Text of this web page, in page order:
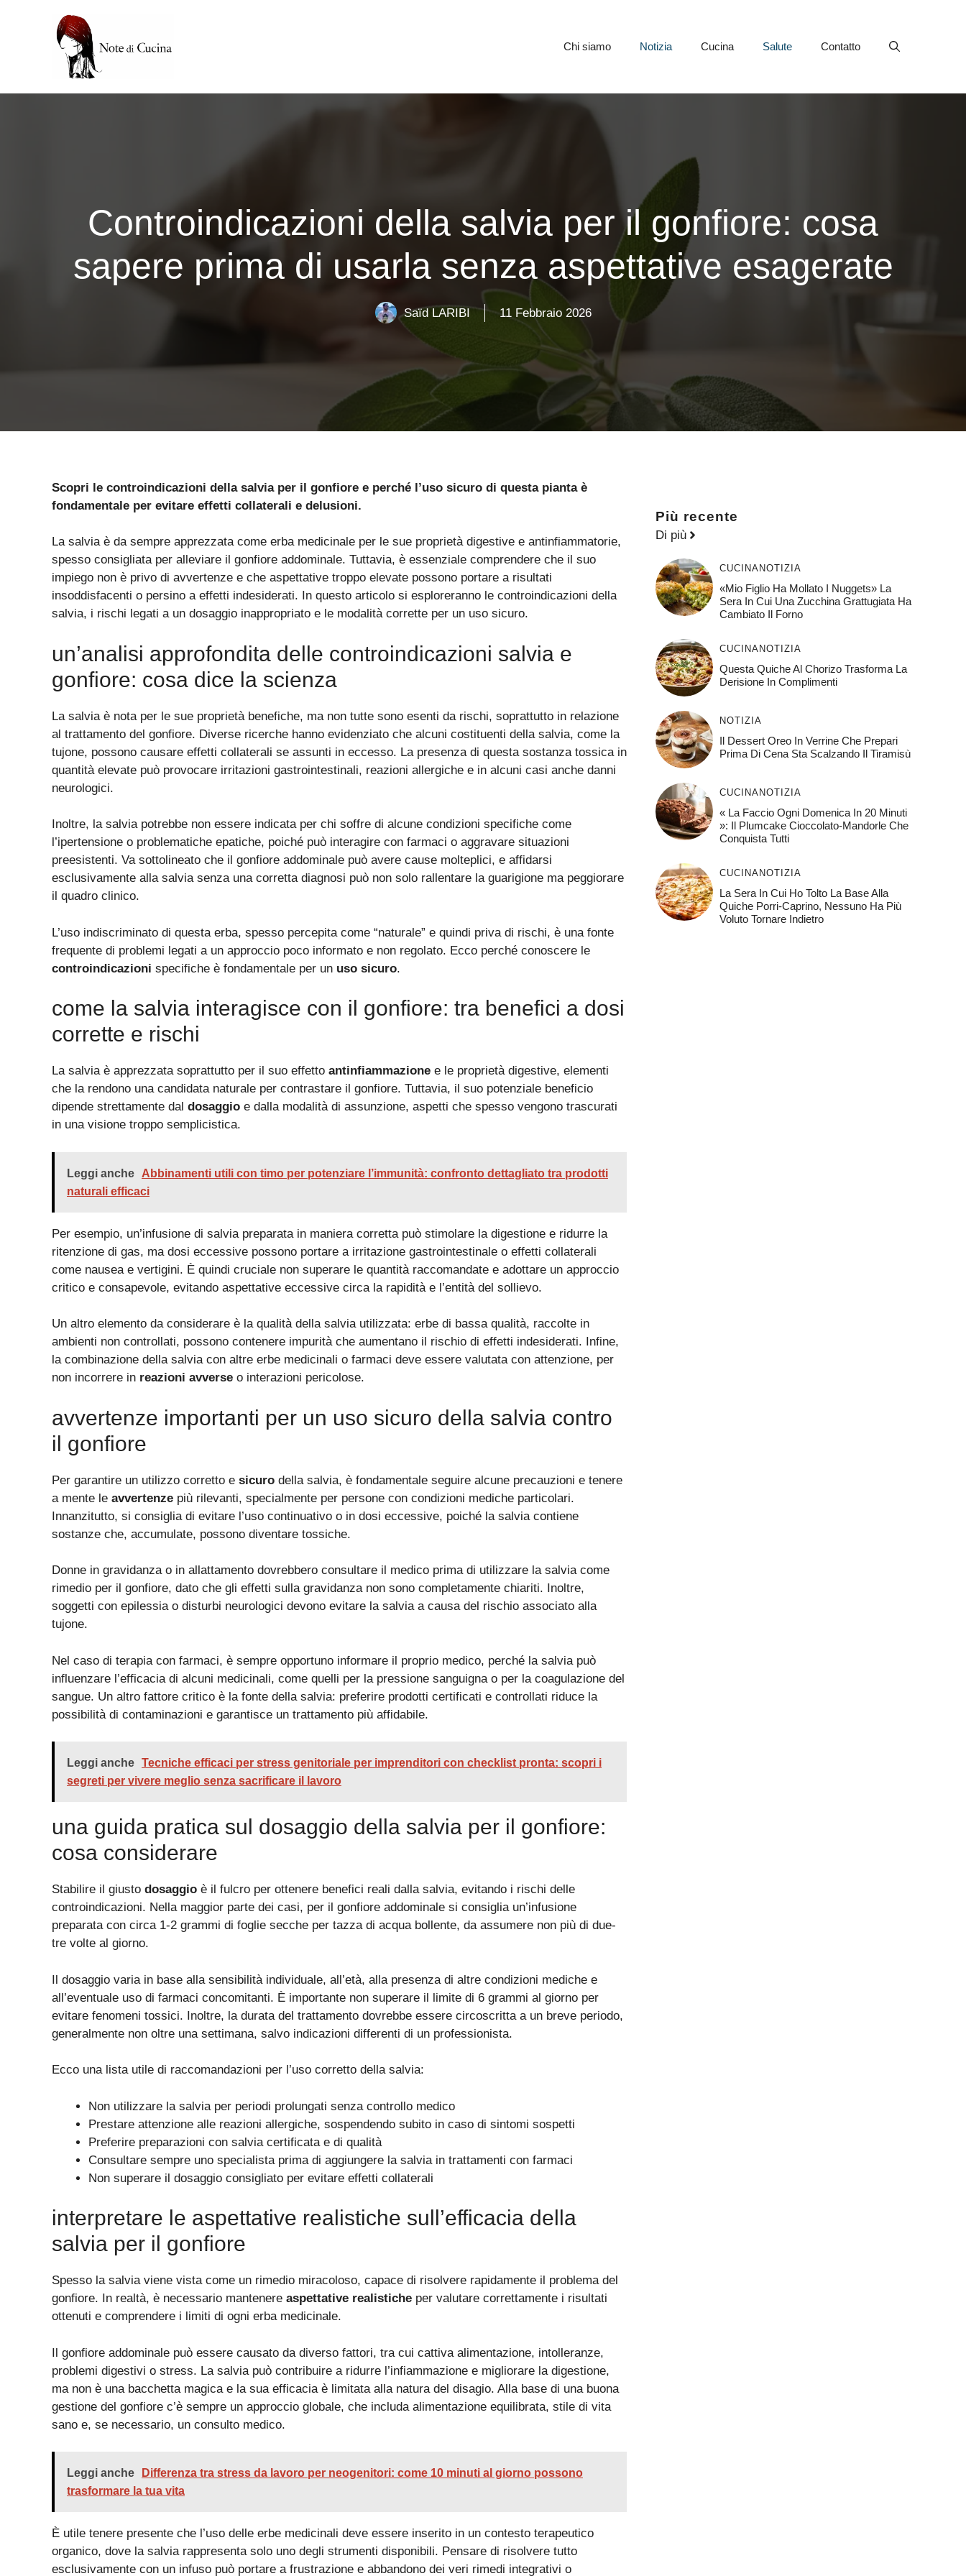
Chi siamo Notizia Cucina Salute Contatto
Controindicazioni della salvia per il gonfiore: cosa
sapere prima di usarla senza aspettative esagerate
Saïd LARIBI 11 Febbraio 2026
Scopri le controindicazioni della salvia per il gonfiore e perché l’uso sicuro di questa pianta è
fondamentale per evitare effetti collaterali e delusioni.
La salvia è da sempre apprezzata come erba medicinale per le sue proprietà digestive e antinfiammatorie,
spesso consigliata per alleviare il gonfiore addominale. Tuttavia, è essenziale comprendere che il suo
impiego non è privo di avvertenze e che aspettative troppo elevate possono portare a risultati
insoddisfacenti o persino a effetti indesiderati. In questo articolo si esploreranno le controindicazioni della
salvia, i rischi legati a un dosaggio inappropriato e le modalità corrette per un uso sicuro.
un’analisi approfondita delle controindicazioni salvia e
gonfiore: cosa dice la scienza
La salvia è nota per le sue proprietà benefiche, ma non tutte sono esenti da rischi, soprattutto in relazione
al trattamento del gonfiore. Diverse ricerche hanno evidenziato che alcuni costituenti della salvia, come la
tujone, possono causare effetti collaterali se assunti in eccesso. La presenza di questa sostanza tossica in
quantità elevate può provocare irritazioni gastrointestinali, reazioni allergiche e in alcuni casi anche danni
neurologici.
Inoltre, la salvia potrebbe non essere indicata per chi soffre di alcune condizioni specifiche come
l’ipertensione o problematiche epatiche, poiché può interagire con farmaci o aggravare situazioni
preesistenti. Va sottolineato che il gonfiore addominale può avere cause molteplici, e affidarsi
esclusivamente alla salvia senza una corretta diagnosi può non solo rallentare la guarigione ma peggiorare
il quadro clinico.
L’uso indiscriminato di questa erba, spesso percepita come “naturale” e quindi priva di rischi, è una fonte
frequente di problemi legati a un approccio poco informato e non regolato. Ecco perché conoscere le
controindicazioni specifiche è fondamentale per un uso sicuro.
come la salvia interagisce con il gonfiore: tra benefici a dosi
corrette e rischi
La salvia è apprezzata soprattutto per il suo effetto antinfiammazione e le proprietà digestive, elementi
che la rendono una candidata naturale per contrastare il gonfiore. Tuttavia, il suo potenziale beneficio
dipende strettamente dal dosaggio e dalla modalità di assunzione, aspetti che spesso vengono trascurati
in una visione troppo semplicistica.
Leggi anche
Abbinamenti utili con timo per potenziare l’immunità: confronto dettagliato tra prodotti
naturali efficaci
Per esempio, un’infusione di salvia preparata in maniera corretta può stimolare la digestione e ridurre la
ritenzione di gas, ma dosi eccessive possono portare a irritazione gastrointestinale o effetti collaterali
come nausea e vertigini. È quindi cruciale non superare le quantità raccomandate e adottare un approccio
critico e consapevole, evitando aspettative eccessive circa la rapidità e l’entità del sollievo.
Un altro elemento da considerare è la qualità della salvia utilizzata: erbe di bassa qualità, raccolte in
ambienti non controllati, possono contenere impurità che aumentano il rischio di effetti indesiderati. Infine,
la combinazione della salvia con altre erbe medicinali o farmaci deve essere valutata con attenzione, per
non incorrere in reazioni avverse o interazioni pericolose.
avvertenze importanti per un uso sicuro della salvia contro
il gonfiore
Per garantire un utilizzo corretto e sicuro della salvia, è fondamentale seguire alcune precauzioni e tenere
a mente le avvertenze più rilevanti, specialmente per persone con condizioni mediche particolari.
Innanzitutto, si consiglia di evitare l’uso continuativo o in dosi eccessive, poiché la salvia contiene
sostanze che, accumulate, possono diventare tossiche.
Donne in gravidanza o in allattamento dovrebbero consultare il medico prima di utilizzare la salvia come
rimedio per il gonfiore, dato che gli effetti sulla gravidanza non sono completamente chiariti. Inoltre,
soggetti con epilessia o disturbi neurologici devono evitare la salvia a causa del rischio associato alla
tujone.
Nel caso di terapia con farmaci, è sempre opportuno informare il proprio medico, perché la salvia può
influenzare l’efficacia di alcuni medicinali, come quelli per la pressione sanguigna o per la coagulazione del
sangue. Un altro fattore critico è la fonte della salvia: preferire prodotti certificati e controllati riduce la
possibilità di contaminazioni e garantisce un trattamento più affidabile.
Leggi anche Tecniche efficaci per stress genitoriale per imprenditori con checklist pronta: scopri i
segreti per vivere meglio senza sacrificare il lavoro
una guida pratica sul dosaggio della salvia per il gonfiore:
cosa considerare
Stabilire il giusto dosaggio è il fulcro per ottenere benefici reali dalla salvia, evitando i rischi delle
controindicazioni. Nella maggior parte dei casi, per il gonfiore addominale si consiglia un’infusione
preparata con circa 1-2 grammi di foglie secche per tazza di acqua bollente, da assumere non più di due-
tre volte al giorno.
Il dosaggio varia in base alla sensibilità individuale, all’età, alla presenza di altre condizioni mediche e
all’eventuale uso di farmaci concomitanti. È importante non superare il limite di 6 grammi al giorno per
evitare fenomeni tossici. Inoltre, la durata del trattamento dovrebbe essere circoscritta a un breve periodo,
generalmente non oltre una settimana, salvo indicazioni differenti di un professionista.
Ecco una lista utile di raccomandazioni per l’uso corretto della salvia:
Non utilizzare la salvia per periodi prolungati senza controllo medico
Prestare attenzione alle reazioni allergiche, sospendendo subito in caso di sintomi sospetti
Preferire preparazioni con salvia certificata e di qualità
Consultare sempre uno specialista prima di aggiungere la salvia in trattamenti con farmaci
Non superare il dosaggio consigliato per evitare effetti collaterali
interpretare le aspettative realistiche sull’efficacia della
salvia per il gonfiore
Spesso la salvia viene vista come un rimedio miracoloso, capace di risolvere rapidamente il problema del
gonfiore. In realtà, è necessario mantenere aspettative realistiche per valutare correttamente i risultati
ottenuti e comprendere i limiti di ogni erba medicinale.
Il gonfiore addominale può essere causato da diverso fattori, tra cui cattiva alimentazione, intolleranze,
problemi digestivi o stress. La salvia può contribuire a ridurre l’infiammazione e migliorare la digestione,
ma non è una bacchetta magica e la sua efficacia è limitata alla natura del disagio. Alla base di una buona
gestione del gonfiore c’è sempre un approccio globale, che includa alimentazione equilibrata, stile di vita
sano e, se necessario, un consulto medico.
Leggi anche
Differenza tra stress da lavoro per neogenitori: come 10 minuti al giorno possono
trasformare la tua vita
È utile tenere presente che l’uso delle erbe medicinali deve essere inserito in un contesto terapeutico
organico, dove la salvia rappresenta solo uno degli strumenti disponibili. Pensare di risolvere tutto
esclusivamente con un infuso può portare a frustrazione e abbandono dei veri rimedi integrativi o
Più recente
Di più
CUCINANOTIZIA
«Mio Figlio Ha Mollato I Nuggets» La
Sera In Cui Una Zucchina Grattugiata Ha
Cambiato Il Forno
CUCINANOTIZIA
Questa Quiche Al Chorizo ​​trasforma La
Derisione In Complimenti
NOTIZIA
Il Dessert Oreo In Verrine Che Prepari
Prima Di Cena Sta Scalzando Il Tiramisù
CUCINANOTIZIA
« La Faccio Ogni Domenica In 20 Minuti
»: Il Plumcake Cioccolato-Mandorle Che
Conquista Tutti
CUCINANOTIZIA
La Sera In Cui Ho Tolto La Base Alla
Quiche Porri-Caprino, Nessuno Ha Più
Voluto Tornare Indietro